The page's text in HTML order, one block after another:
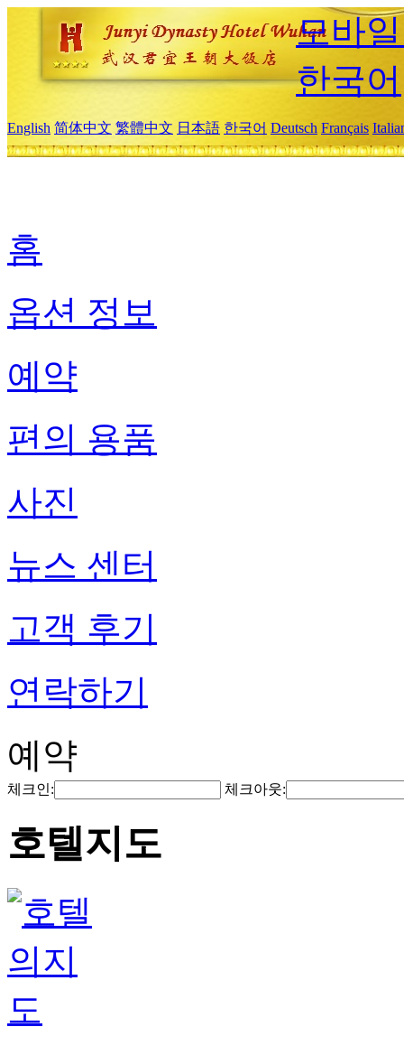
모바
한국어
English 简体中文 繁體中文 日本語 한국어 Deutsch Français
홈
옵션 정보
예약
편의 용품
사진
뉴스 센터
고객 후기
연락하기
예약
체크인: 체크아웃:
호텔지도